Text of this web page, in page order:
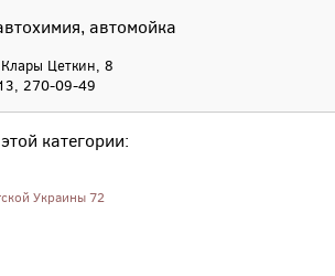
автомойка
Цеткин, 8
270-09-49
категории:
Украины 72